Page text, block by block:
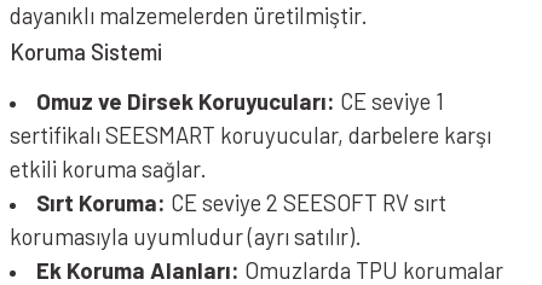
dayanıklı malzemelerden üretilmiştir.
Koruma Sistemi
Omuz ve Dirsek Koruyucuları: CE seviye 1
sertifikalı SEESMART koruyucular, darbelere karşı
etkili koruma sağlar.
Sırt Koruma: CE seviye 2 SEESOFT RV sırt
korumasıyla uyumludur (ayrı satılır).
Ek Koruma Alanları: Omuzlarda TPU korumalar